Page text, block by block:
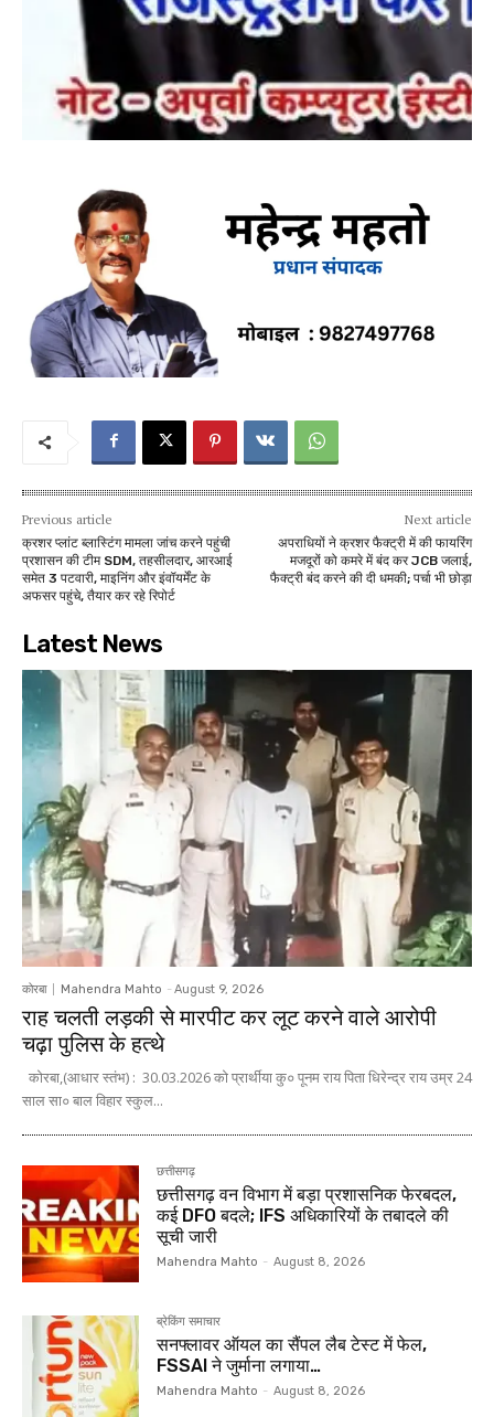
Previous article
क्रशर प्लांट ब्लास्टिंग मामला जांच करने पहुंची
प्रशासन की टीम SDM, तहसीलदार, आरआई
समेत 3 पटवारी, माइनिंग और इंवॉयर्मेंट के
अफसर पहुंचे, तैयार कर रहे रिपोर्ट
Next article
अपराधियों ने क्रशर फैक्ट्री में की फायरिंग
मजदूरों को कमरे में बंद कर JCB जलाई,
फैक्ट्री बंद करने की दी धमकी; पर्चा भी छोड़ा
Latest News
कोरबा Mahendra Mahto - August 9, 2026
राह चलती लड़की से मारपीट कर लूट करने वाले आरोपी
चढ़ा पुलिस के हत्थे
कोरबा,(आधार स्तंभ) : 30.03.2026 को प्रार्थीया कु० पूनम राय पिता धिरेन्द्र राय उम्र 24
साल सा० बाल विहार स्कुल...
छत्तीसगढ़
छत्तीसगढ़ वन विभाग में बड़ा प्रशासनिक फेरबदल,
कई DFO बदले; IFS अधिकारियों के तबादले की
सूची जारी
Mahendra Mahto - August 8, 2026
ब्रेकिंग समाचार
सनफ्लावर ऑयल का सैंपल लैब टेस्ट में फेल,
FSSAI ने जुर्माना लगाया…
Mahendra Mahto - August 8, 2026